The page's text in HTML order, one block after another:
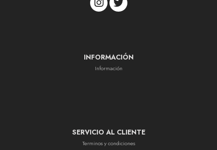
INFORMACIÓN
Información
SERVICIO AL CLIENTE
Terminos y condiciones